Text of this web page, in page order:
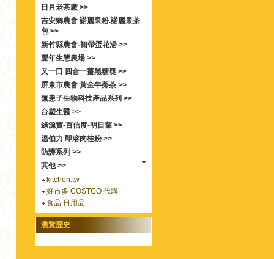
日月老茶廠 >>
吉安鄉農會 諾麗果粉.諾麗果茶
包 >>
新竹縣農會-裙帶蛋花湯 >>
豐年生態農場 >>
又一口 四合一薑黑糖塊 >>
屏東市農會 黃金牛蒡茶 >>
無患子生物科技產品系列 >>
台塑生醫 >>
綠源寶-百信度-明日葉 >>
溫伯力 即溶肉桂粉 >>
防護系列 >>
其他 >>
kitchen.tw
好市多 COSTCO 代購
食品.日用品
瀏覽歷史